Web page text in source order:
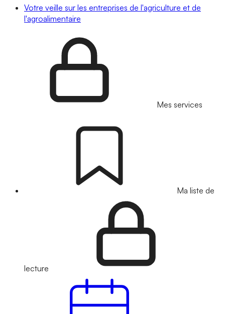
Votre veille sur les entreprises de l'agriculture et de
l'agroalimentaire
Mes services
Ma liste de
lecture